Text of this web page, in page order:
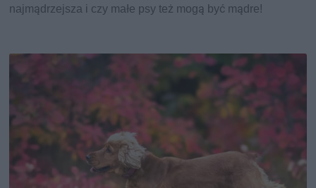
najmądrzejsza i czy małe psy też mogą być mądre!